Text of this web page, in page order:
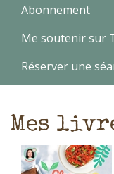
Abonnement
Me soutenir sur
Réserver une
Mes